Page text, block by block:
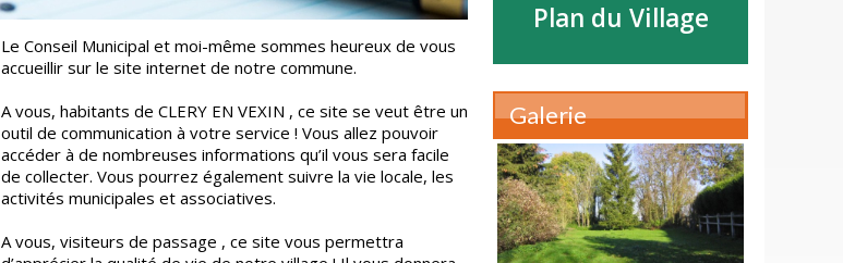
Le Conseil Municipal et moi-même sommes heureux de vous
accueillir sur le site internet de notre commune.
A vous, habitants de CLERY EN VEXIN , ce site se veut être un
outil de communication à votre service ! Vous allez pouvoir
accéder à de nombreuses informations qu’il vous sera facile
de collecter. Vous pourrez également suivre la vie locale, les
activités municipales et associatives.
A vous, visiteurs de passage , ce site vous permettra
Plan du Village
Galerie